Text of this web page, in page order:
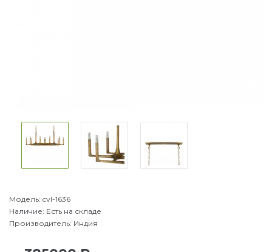
Модель: cvl-1636
Наличие: Есть на складе
Производитель: Индия